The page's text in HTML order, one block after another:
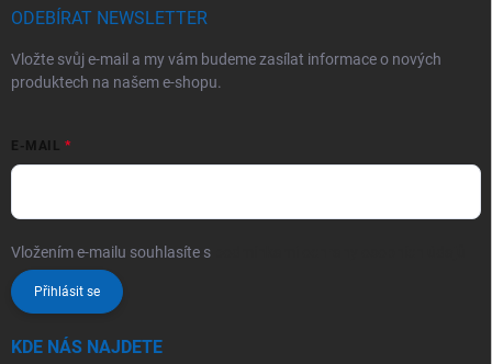
ODEBÍRAT NEWSLETTER
Vložte svůj e-mail a my vám budeme zasílat informace o nových
produktech na našem e-shopu.
E-MAIL
Vložením e-mailu souhlasíte s
Přihlásit se
KDE NÁS NAJDETE